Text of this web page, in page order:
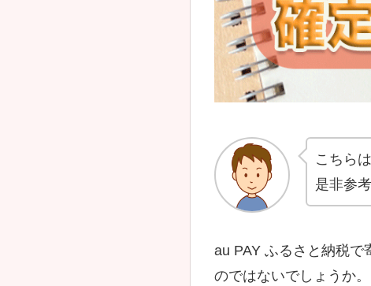
こちら
是非参
au PAY ふるさと納税
のではないでしょうか。